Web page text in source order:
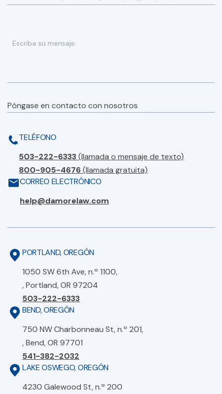
Póngase en contacto con nosotros
TELÉFONO
503-222-6333(llamada o mensaje de texto)
800-905-4676(llamada gratuita)
CORREO ELECTRÓNICO
help@damorelaw.com
PORTLAND, OREGÓN
1050 SW 6th Ave, n.º 1100,
, Portland, OR 97204
503-222-6333
BEND, OREGÓN
750 NW Charbonneau St, n.º 201,
, Bend, OR 97701
541-382-2032
LAKE OSWEGO, OREGÓN
4230 Galewood St, n.º 200